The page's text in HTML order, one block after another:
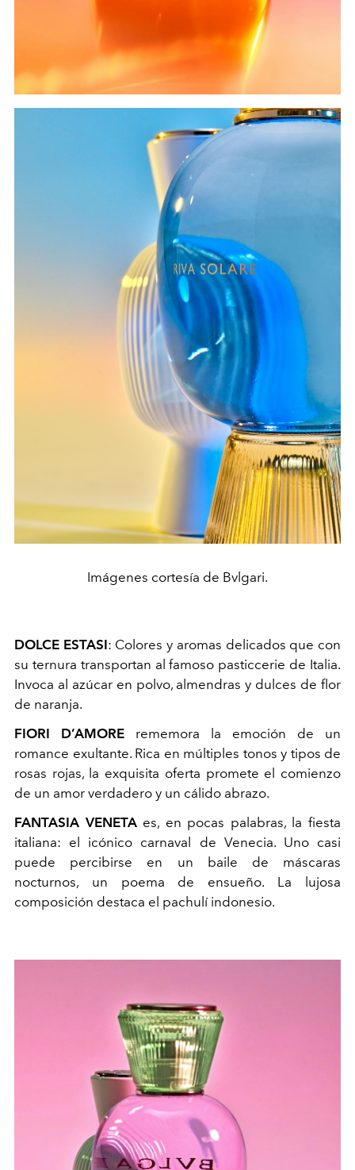
Imágenes cortesía de Bvlgari.
DOLCE ESTASI: Colores y aromas delicados que con
su ternura transportan al famoso pasticcerie de Italia.
Invoca al azúcar en polvo, almendras y dulces de flor
de naranja.
FIORI D’AMORE rememora la emoción de un
romance exultante. Rica en múltiples tonos y tipos de
rosas rojas, la exquisita oferta promete el comienzo
de un amor verdadero y un cálido abrazo.
FANTASIA VENETAes, en pocas palabras, la fiesta
italiana: el icónico carnaval de Venecia. Uno casi
puede percibirse en un baile de máscaras
nocturnos, un poema de ensueño. La lujosa
composición destaca el pachulí indonesio.